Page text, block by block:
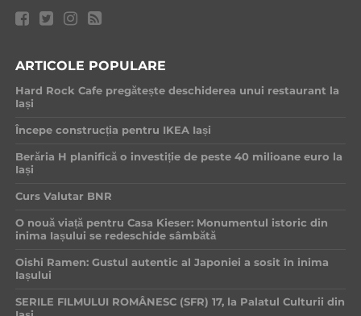
ARTICOLE POPULARE
Hard Rock Cafe pregătește deschiderea unui restaurant la
Iași
Începe construcția pentru IKEA Iași
Berăria H planifică o investiție de peste 40 milioane euro la
Iași
Curs Valutar BNR
O nouă viață pentru Casa Kieser: Monumentul istoric din
inima Iașului se redeschide sâmbătă
Oishi Ramen: Gustul autentic al Japoniei a sosit în inima
Iașului
SERILE FILMULUI ROMÂNESC (SFR) 17, la Palatul Culturii din